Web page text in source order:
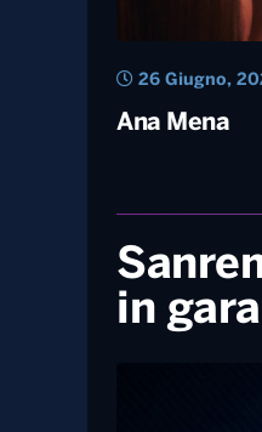
Radio